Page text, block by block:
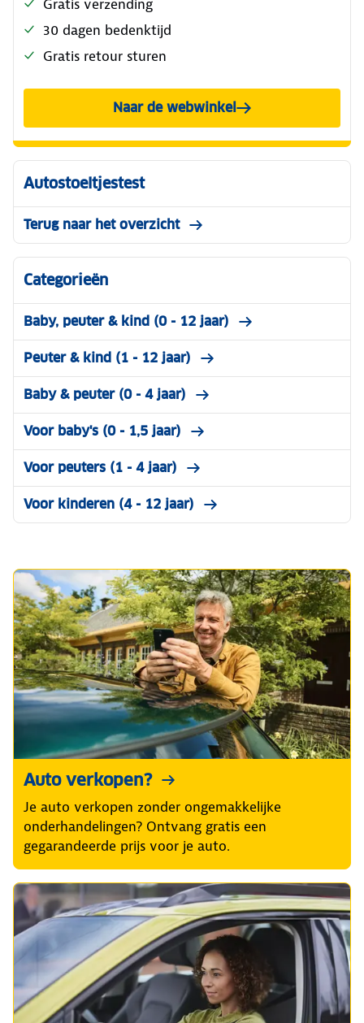
Gratis verzending
30 dagen bedenktijd
Gratis retour sturen
Naar de webwinkel
Autostoeltjestest
Terug naar het overzicht
Categorieën
Baby, peuter & kind (0 - 12 jaar)
Peuter & kind (1 - 12 jaar)
Baby & peuter (0 - 4 jaar)
Voor baby's (0 - 1,5 jaar)
Voor peuters (1 - 4 jaar)
Voor kinderen (4 - 12 jaar)
Auto verkopen?
Je auto verkopen zonder ongemakkelijke
onderhandelingen? Ontvang gratis een
gegarandeerde prijs voor je auto.